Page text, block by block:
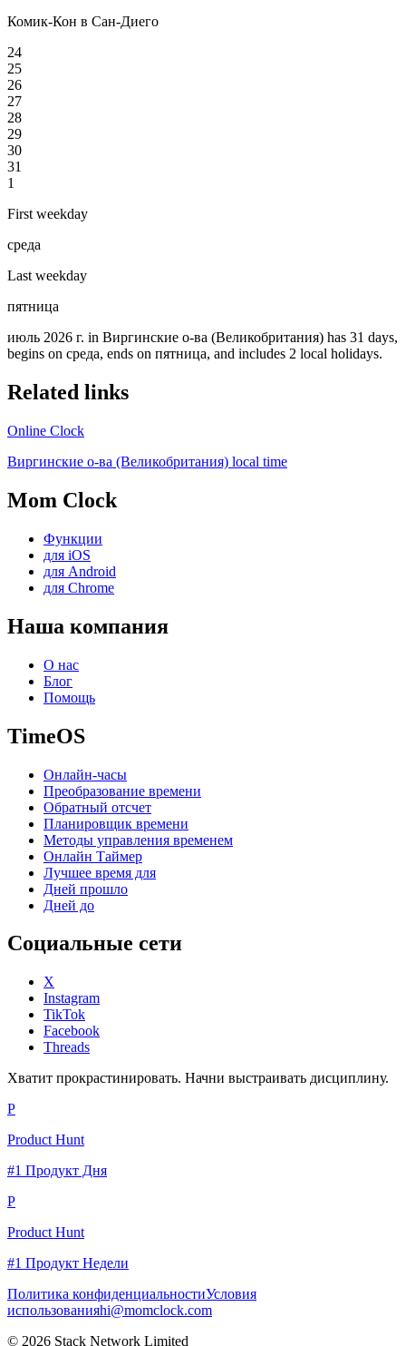
Комик-Кон в Сан-Диего
24
25
26
27
28
29
30
31
1
First weekday
среда
Last weekday
пятница
июль 2026 г. in Виргинские о-ва (Великобритания) has 31 days,
begins on среда, ends on пятница, and includes 2 local holidays.
Related links
Online Clock
Виргинские о-ва (Великобритания) local time
Mom Clock
Функции
для iOS
для Android
для Chrome
Наша компания
О нас
Блог
Помощь
TimeOS
Онлайн-часы
Преобразование времени
Обратный отсчет
Планировщик времени
Методы управления временем
Онлайн Таймер
Лучшее время для
Дней прошло
Дней до
Социальные сети
X
Instagram
TikTok
Facebook
Threads
Хватит прокрастинировать. Начни выстраивать дисциплину.
P
Product Hunt
#1 Продукт Дня
P
Product Hunt
#1 Продукт Недели
Политика конфиденциальностиУсловия
использованияhi@momclock.com
© 2026 Stack Network Limited